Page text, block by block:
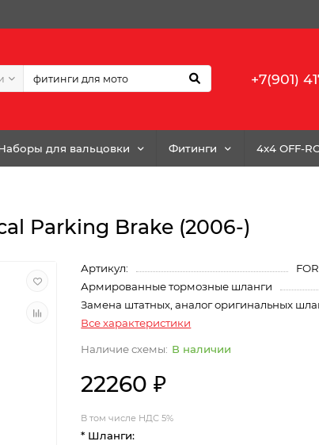
+7(901)
для вальцовки Фитинги 4x4 OFF-
Parking Brake (2006-)
Артикул:
Армированные тормозные шланги
Замена штатных, аналог оригинальных
Все характеристики
В наличии
22260 ₽
В том числе НДС 5%
* Шланги: